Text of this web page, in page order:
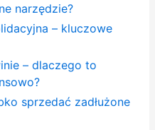
narzędzie?
– kluczowe
– dlaczego to
sprzedać zadłużone